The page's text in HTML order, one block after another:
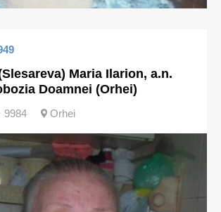
Maria Ilarion, a.n.
Doamnei (Orhei)
9984 Orhei